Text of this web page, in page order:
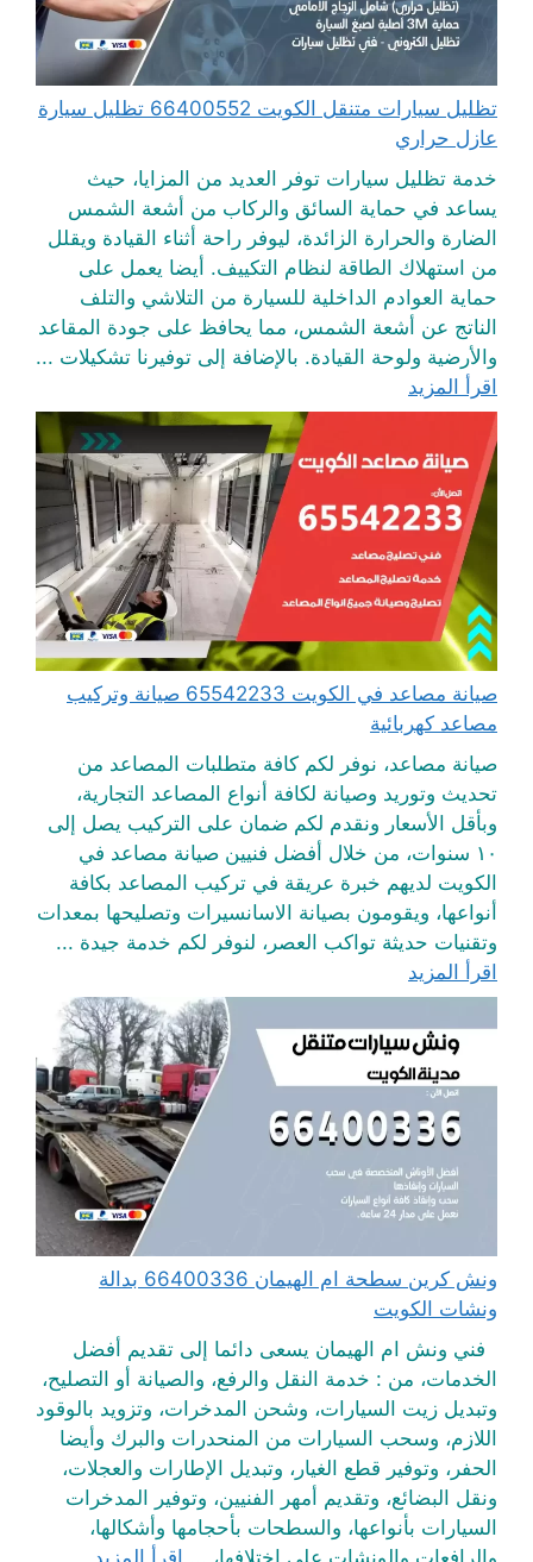
تظليل سيارات متنقل الكويت 66400552 تظليل سيارة
عازل حراري
خدمة تظليل سيارات توفر العديد من المزايا، حيث
يساعد في حماية السائق والركاب من أشعة الشمس
الضارة والحرارة الزائدة، ليوفر راحة أثناء القيادة ويقلل
من استهلاك الطاقة لنظام التكييف. أيضا يعمل على
حماية العوادم الداخلية للسيارة من التلاشي والتلف
الناتج عن أشعة الشمس، مما يحافظ على جودة المقاعد
والأرضية ولوحة القيادة. بالإضافة إلى توفيرنا تشكيلات ...
اقرأ المزيد
صيانة مصاعد في الكويت 65542233 صيانة وتركيب
مصاعد كهربائية
صيانة مصاعد، نوفر لكم كافة متطلبات المصاعد من
تحديث وتوريد وصيانة لكافة أنواع المصاعد التجارية،
وبأقل الأسعار ونقدم لكم ضمان على التركيب يصل إلى
١٠ سنوات، من خلال أفضل فنيين صيانة مصاعد في
الكويت لديهم خبرة عريقة في تركيب المصاعد بكافة
أنواعها، ويقومون بصيانة الاسانسيرات وتصليحها بمعدات
وتقنيات حديثة تواكب العصر، لنوفر لكم خدمة جيدة ...
اقرأ المزيد
ونش كرين سطحة ام الهيمان 66400336 بدالة
ونشات الكويت
فني ونش ام الهيمان يسعى دائما إلى تقديم أفضل
الخدمات، من : خدمة النقل والرفع، والصيانة أو التصليح،
وتبديل زيت السيارات، وشحن المدخرات، وتزويد بالوقود
اللازم، وسحب السيارات من المنحدرات والبرك وأيضا
الحفر، وتوفير قطع الغيار، وتبديل الإطارات والعجلات،
ونقل البضائع، وتقديم أمهر الفنيين، وتوفير المدخرات
السيارات بأنواعها، والسطحات بأحجامها وأشكالها،
والرافعات والونشات على اختلافها، ... اقرأ المزيد